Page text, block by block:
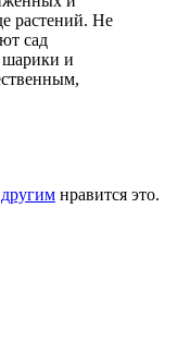
растений. Не
сад
и
нравится это.